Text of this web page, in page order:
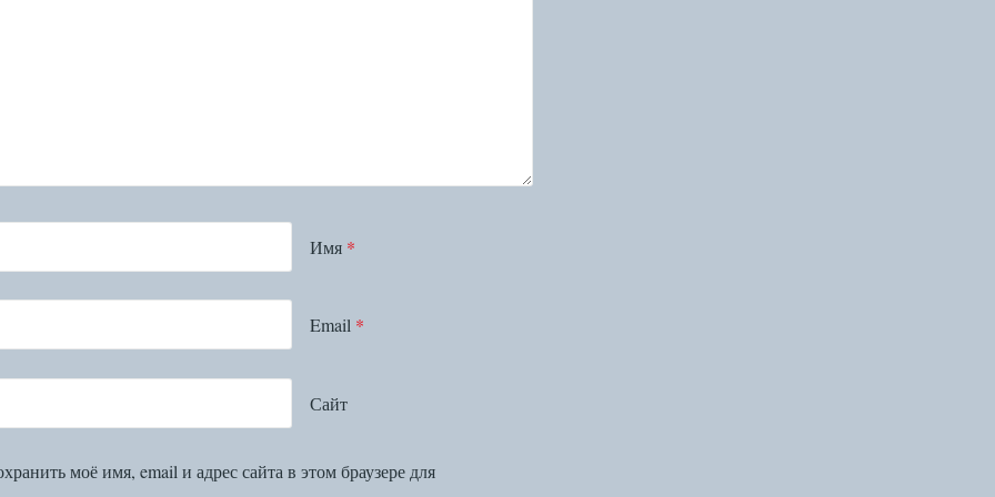
Имя *
Email *
Сайт
моё имя, email и адрес сайта в этом браузере для